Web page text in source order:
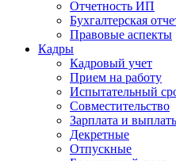
Отчетность ИП
Бухгалтерская
Правовые аспекты
Кадры
Кадровый учет
Прием на работу
Испытательный
Совместительство
Зарплата и
Декретные
Отпускные